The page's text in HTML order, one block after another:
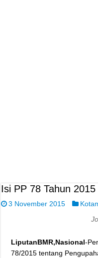
Isi PP 78 Tahun
3 November 2015
LiputanBMR,Nasional-
78/2015 tentang